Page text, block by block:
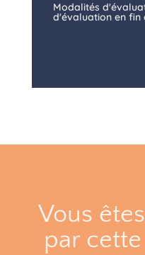
Modalités
d'évaluation en fin
Vous
par